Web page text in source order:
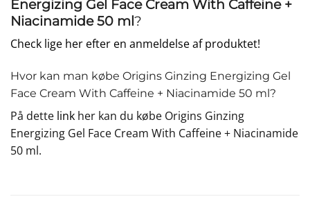
Energizing Gel Face Cream With Caffeine +
Niacinamide 50 ml?
Check lige her efter en anmeldelse af produktet!
Hvor kan man købe Origins Ginzing Energizing Gel
Face Cream With Caffeine + Niacinamide 50 ml?
På dette link her kan du købe Origins Ginzing
Energizing Gel Face Cream With Caffeine + Niacinamide
50 ml.